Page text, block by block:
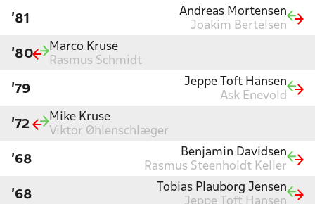
'81
Andreas Mortensen
Joakim Bertelsen
'80
Marco Kruse
Rasmus Schmidt
'79
Jeppe Toft Hansen
Ask Enevold
'72
Mike Kruse
Viktor Øhlenschlæger
'68
Benjamin Davidsen
Rasmus Steenholdt Keller
'68
Tobias Plauborg Jensen
Jeppe Toft Hansen